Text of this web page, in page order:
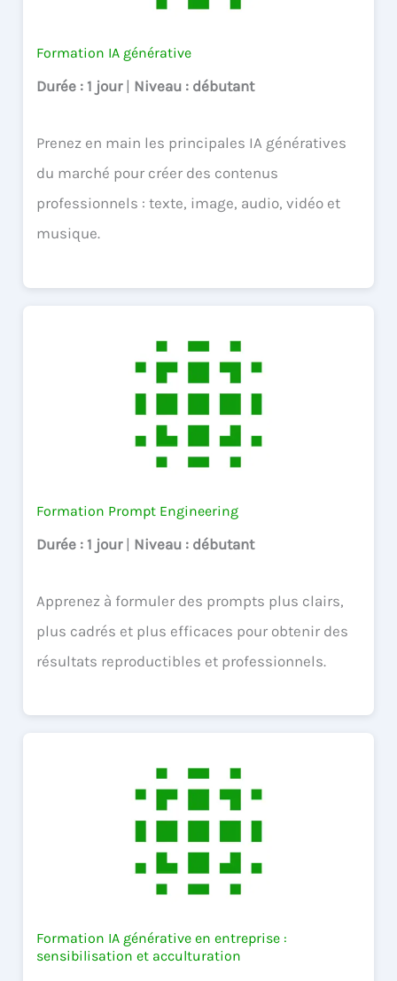
Formation IA générative
Durée : 1 jour | Niveau : débutant
Prenez en main les principales IA génératives
du marché pour créer des contenus
professionnels : texte, image, audio, vidéo et
musique.
Formation Prompt Engineering
Durée : 1 jour | Niveau : débutant
Apprenez à formuler des prompts plus clairs,
plus cadrés et plus efficaces pour obtenir des
résultats reproductibles et professionnels.
Formation IA générative en entreprise :
sensibilisation et acculturation